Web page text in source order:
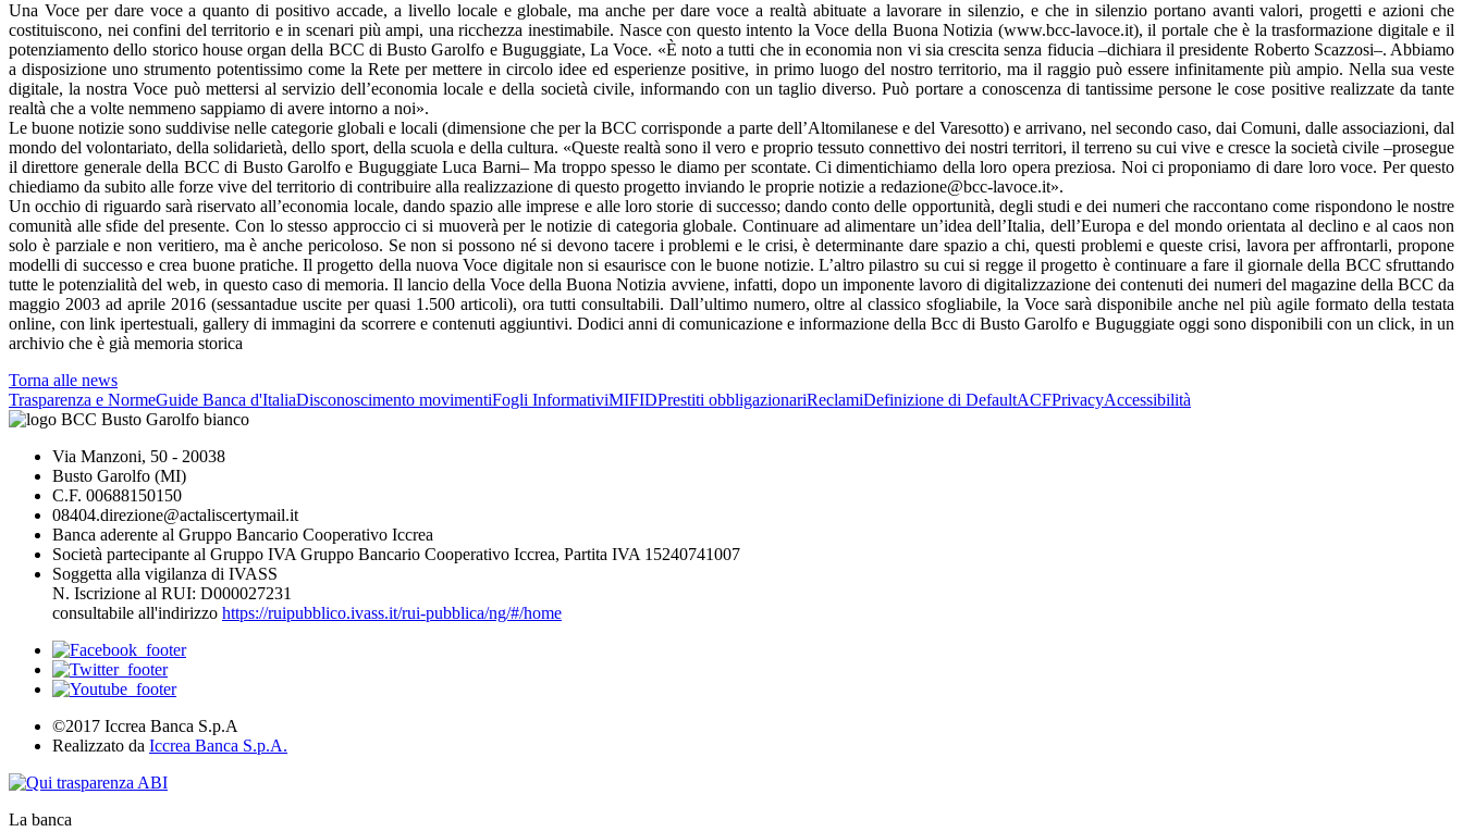
Una Voce per dare voce a quanto di positivo accade, a livello locale e globale, ma anche per dare voce a realtà abituate a lavorare in silenzio, e che in silenzio portano avanti valori, progetti e azioni che
costituiscono, nei confini del territorio e in scenari più ampi, una ricchezza inestimabile. Nasce con questo intento la Voce della Buona Notizia (www.bcc-lavoce.it), il portale che è la trasformazione digitale e il
potenziamento dello storico house organ della BCC di Busto Garolfo e Buguggiate, La Voce. «È noto a tutti che in economia non vi sia crescita senza fiducia –dichiara il presidente Roberto Scazzosi–. Abbiamo
a disposizione uno strumento potentissimo come la Rete per mettere in circolo idee ed esperienze positive, in primo luogo del nostro territorio, ma il raggio può essere infinitamente più ampio. Nella sua veste
digitale, la nostra Voce può mettersi al servizio dell’economia locale e della società civile, informando con un taglio diverso. Può portare a conoscenza di tantissime persone le cose positive realizzate da tante
realtà che a volte nemmeno sappiamo di avere intorno a noi».
Le buone notizie sono suddivise nelle categorie globali e locali (dimensione che per la BCC corrisponde a parte dell’Altomilanese e del Varesotto) e arrivano, nel secondo caso, dai Comuni, dalle associazioni, dal
mondo del volontariato, della solidarietà, dello sport, della scuola e della cultura. «Queste realtà sono il vero e proprio tessuto connettivo dei nostri territori, il terreno su cui vive e cresce la società civile –prosegue
il direttore generale della BCC di Busto Garolfo e Buguggiate Luca Barni– Ma troppo spesso le diamo per scontate. Ci dimentichiamo della loro opera preziosa. Noi ci proponiamo di dare loro voce. Per questo
chiediamo da subito alle forze vive del territorio di contribuire alla realizzazione di questo progetto inviando le proprie notizie a redazione@bcc-lavoce.it».
Un occhio di riguardo sarà riservato all’economia locale, dando spazio alle imprese e alle loro storie di successo; dando conto delle opportunità, degli studi e dei numeri che raccontano come rispondono le nostre
comunità alle sfide del presente. Con lo stesso approccio ci si muoverà per le notizie di categoria globale. Continuare ad alimentare un’idea dell’Italia, dell’Europa e del mondo orientata al declino e al caos non
solo è parziale e non veritiero, ma è anche pericoloso. Se non si possono né si devono tacere i problemi e le crisi, è determinante dare spazio a chi, questi problemi e queste crisi, lavora per affrontarli, propone
modelli di successo e crea buone pratiche. Il progetto della nuova Voce digitale non si esaurisce con le buone notizie. L’altro pilastro su cui si regge il progetto è continuare a fare il giornale della BCC sfruttando
tutte le potenzialità del web, in questo caso di memoria. Il lancio della Voce della Buona Notizia avviene, infatti, dopo un imponente lavoro di digitalizzazione dei contenuti dei numeri del magazine della BCC da
maggio 2003 ad aprile 2016 (sessantadue uscite per quasi 1.500 articoli), ora tutti consultabili. Dall’ultimo numero, oltre al classico sfogliabile, la Voce sarà disponibile anche nel più agile formato della testata
online, con link ipertestuali, gallery di immagini da scorrere e contenuti aggiuntivi. Dodici anni di comunicazione e informazione della Bcc di Busto Garolfo e Buguggiate oggi sono disponibili con un click, in un
archivio che è già memoria storica
Torna alle news
Trasparenza e NormeGuide Banca d'ItaliaDisconoscimento movimentiFogli InformativiMIFIDPrestiti obbligazionariReclamiDefinizione di DefaultACFPrivacyAccessibilità
Via Manzoni, 50 - 20038
Busto Garolfo (MI)
C.F. 00688150150
08404.direzione@actaliscertymail.it
Banca aderente al Gruppo Bancario Cooperativo Iccrea
Società partecipante al Gruppo IVA Gruppo Bancario Cooperativo Iccrea, Partita IVA 15240741007
Soggetta alla vigilanza di IVASS
N. Iscrizione al RUI: D000027231
consultabile all'indirizzo https://ruipubblico.ivass.it/rui-pubblica/ng/#/home
©2017 Iccrea Banca S.p.A
Realizzato da Iccrea Banca S.p.A.
La banca